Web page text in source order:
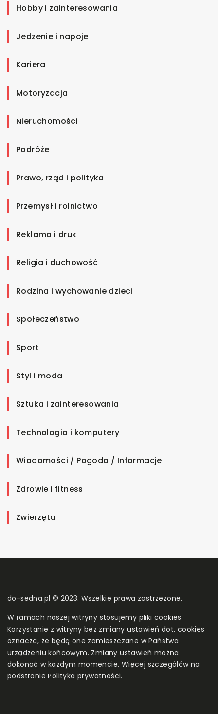
Hobby i zainteresowania
Jedzenie i napoje
Kariera
Motoryzacja
Nieruchomości
Podróże
Prawo, rząd i polityka
Przemysł i rolnictwo
Reklama i druk
Religia i duchowość
Rodzina i wychowanie dzieci
Społeczeństwo
Sport
Styl i moda
Sztuka i zainteresowania
Technologia i komputery
Wiadomości / Pogoda / Informacje
Zdrowie i fitness
Zwierzęta
do-sedna.pl © 2023. Wszelkie prawa zastrzeżone.
W ramach naszej witryny stosujemy pliki cookies.
Korzystanie z witryny bez zmiany ustawień dot. cookies
oznacza, że będą one zamieszczane w Państwa
urządzeniu końcowym. Zmiany ustawień można
dokonać w każdym momencie. Więcej szczegółów na
podstroniePolityka prywatności.